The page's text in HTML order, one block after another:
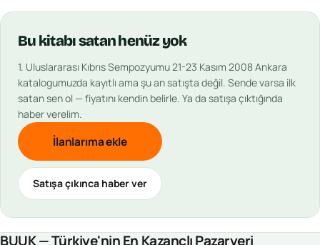
Bu kitabısatan henüz yok
1. Uluslararası Kıbrıs Sempozyumu 21-23 Kasım 2008 Ankara
katalogumuzda kayıtlı ama şu an satışta değil. Sende varsa ilk
satan sen ol — fiyatını kendin belirle. Ya da satışa çıktığında
haber verelim.
İlanlarıma ekle
Satışa çıkınca haber ver
BUUK — Türkiye'nin En Kazançlı Pazaryeri